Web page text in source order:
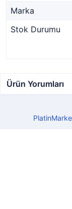
Marka
Stok Durumu
Ürün Yorumları